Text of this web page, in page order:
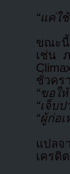
“แค่ใ
ขณะนี้
เช่น
ชั่วคร
“ขอใ
“เจ็บ
“ผู้ก่อ
แปล
เครดิ